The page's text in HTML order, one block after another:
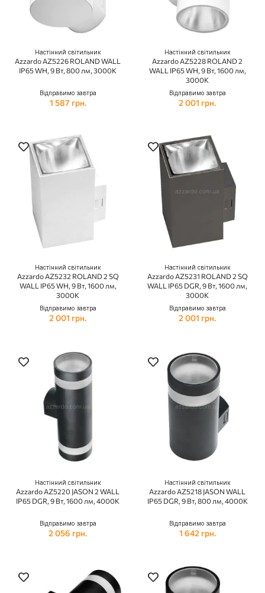
Настінний світильник
Azzardo AZ5226 ROLAND WALL
IP65 WH, 9 Вт, 800 лм, 3000K
Відправимо завтра
1 587 грн.
Настінний світильник
Azzardo AZ5228 ROLAND 2
WALL IP65 WH, 9 Вт, 1600 лм,
3000K
Відправимо завтра
2 001 грн.
Настінний світильник
Azzardo AZ5232 ROLAND 2 SQ
WALL IP65 WH, 9 Вт, 1600 лм,
3000K
Відправимо завтра
2 001 грн.
Настінний світильник
Azzardo AZ5231 ROLAND 2 SQ
WALL IP65 DGR, 9 Вт, 1600 лм,
3000K
Відправимо завтра
2 001 грн.
Настінний світильник
Azzardo AZ5220 JASON 2 WALL
IP65 DGR, 9 Вт, 1600 лм, 4000K
Відправимо завтра
2 056 грн.
Настінний світильник
Azzardo AZ5218 JASON WALL
IP65 DGR, 9 Вт, 800 лм, 4000K
Відправимо завтра
1 642 грн.